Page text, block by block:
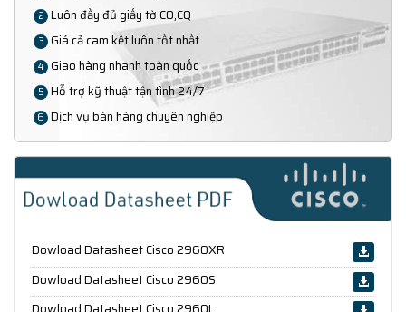
2 Luôn đầy đủ giấy tờ CO,CQ
3 Giá cả cam kết luôn tốt nhất
4 Giao hàng nhanh toàn quốc
5 Hỗ trợ kỹ thuật tận tình 24/7
6 Dịch vụ bán hàng chuyên nghiệp
Dowload Datasheet Cisco 2960XR
Dowload Datasheet Cisco 2960S